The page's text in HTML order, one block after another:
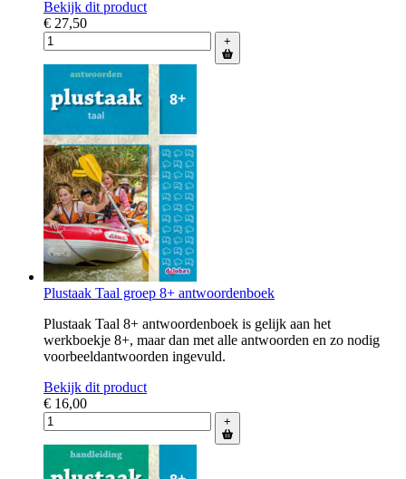
Bekijk dit product
€ 27,50
+
Plustaak Taal groep 8+ antwoordenboek
Plustaak Taal 8+ antwoordenboek is gelijk aan het
werkboekje 8+, maar dan met alle antwoorden en zo nodig
voorbeeldantwoorden ingevuld.
Bekijk dit product
€ 16,00
+